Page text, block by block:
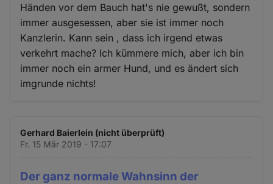
Händen vor dem Bauch hat's nie gewußt, sondern
immer ausgesessen, aber sie ist immer noch
Kanzlerin. Kann sein , dass ich irgend etwas
verkehrt mache? Ich kümmere mich, aber ich bin
immer noch ein armer Hund, und es ändert sich
imgrunde nichts!
Gerhard Baierlein (nicht überprüft)
Fr. 15 Mär 2019 - 17:07
Der ganz normale Wahnsinn der